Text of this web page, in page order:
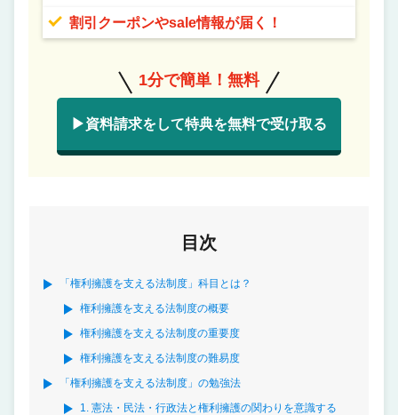
割引クーポンやsale情報が届く！
1分で簡単！無料
▶資料請求をして特典を無料で受け取る
目次
「権利擁護を支える法制度」科目とは？
権利擁護を支える法制度の概要
権利擁護を支える法制度の重要度
権利擁護を支える法制度の難易度
「権利擁護を支える法制度」の勉強法
1. 憲法・民法・行政法と権利擁護の関わりを意識する